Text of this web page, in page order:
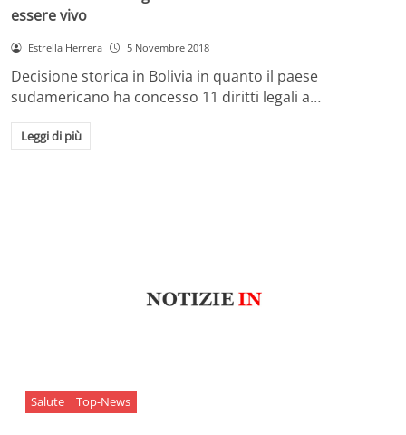
essere vivo
Estrella Herrera 5 Novembre 2018
Decisione storica in Bolivia in quanto il paese
sudamericano ha concesso 11 diritti legali a…
Leggi di più
Salute Top-News